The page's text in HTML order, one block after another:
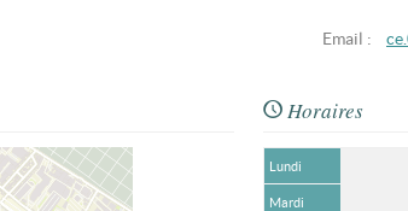
Email :
Horaires
Lundi
Mardi